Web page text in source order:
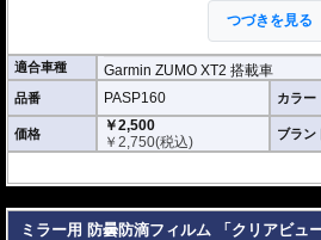
汚れから
トには２枚
ンチグレア
合わせたものをご利用いただけます。
スーパーク
透明性の
と画面に
どわから
を防ぎ、
ちろん傷
つづきを見る
適合車種 Garmin ZUMO XT2 搭載車
品番 PASP160 カラー
価格
￥2,500
￥2,750(税込) ブラン
ミラー用 防曇防滴フィルム 「クリアビュ